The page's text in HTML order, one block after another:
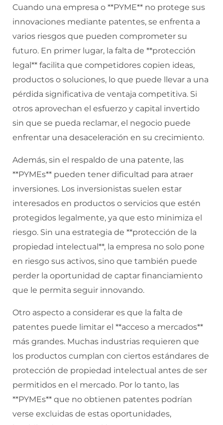
Cuando una empresa o **PYME** no protege sus
innovaciones mediante patentes, se enfrenta a
varios riesgos que pueden comprometer su
futuro. En primer lugar, la falta de **protección
legal** facilita que competidores copien ideas,
productos o soluciones, lo que puede llevar a una
pérdida significativa de ventaja competitiva. Si
otros aprovechan el esfuerzo y capital invertido
sin que se pueda reclamar, el negocio puede
enfrentar una desaceleración en su crecimiento.
Además, sin el respaldo de una patente, las
**PYMEs** pueden tener dificultad para atraer
inversiones. Los inversionistas suelen estar
interesados en productos o servicios que estén
protegidos legalmente, ya que esto minimiza el
riesgo. Sin una estrategia de **protección de la
propiedad intelectual**, la empresa no solo pone
en riesgo sus activos, sino que también puede
perder la oportunidad de captar financiamiento
que le permita seguir innovando.
Otro aspecto a considerar es que la falta de
patentes puede limitar el **acceso a mercados**
más grandes. Muchas industrias requieren que
los productos cumplan con ciertos estándares de
protección de propiedad intelectual antes de ser
permitidos en el mercado. Por lo tanto, las
**PYMEs** que no obtienen patentes podrían
verse excluidas de estas oportunidades,